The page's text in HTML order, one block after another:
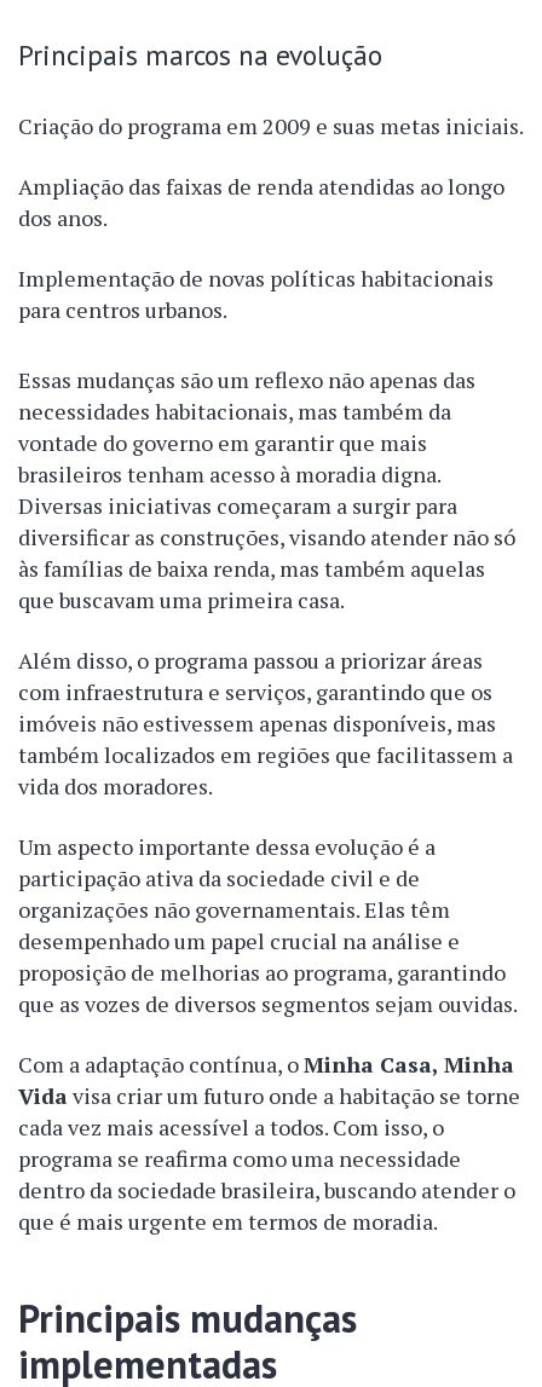
Principais marcos na evolução
Criação do programa em 2009 e suas metas iniciais.
Ampliação das faixas de renda atendidas ao longo
dos anos.
Implementação de novas políticas habitacionais
para centros urbanos.
Essas mudanças são um reflexo não apenas das
necessidades habitacionais, mas também da
vontade do governo em garantir que mais
brasileiros tenham acesso à moradia digna.
Diversas iniciativas começaram a surgir para
diversificar as construções, visando atender não só
às famílias de baixa renda, mas também aquelas
que buscavam uma primeira casa.
Além disso, o programa passou a priorizar áreas
com infraestrutura e serviços, garantindo que os
imóveis não estivessem apenas disponíveis, mas
também localizados em regiões que facilitassem a
vida dos moradores.
Um aspecto importante dessa evolução é a
participação ativa da sociedade civil e de
organizações não governamentais. Elas têm
desempenhado um papel crucial na análise e
proposição de melhorias ao programa, garantindo
que as vozes de diversos segmentos sejam ouvidas.
Com a adaptação contínua, oMinha Casa, Minha
Vidavisa criar um futuro onde a habitação se torne
cada vez mais acessível a todos. Com isso, o
programa se reafirma como uma necessidade
dentro da sociedade brasileira, buscando atender o
que é mais urgente em termos de moradia.
Principais mudanças
implementadas